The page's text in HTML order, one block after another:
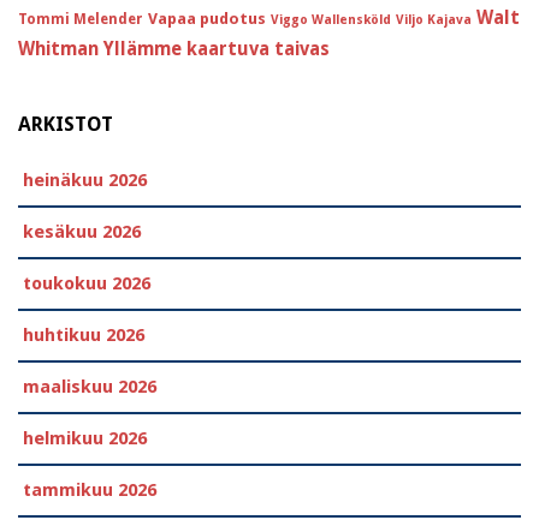
Tommi Melender Vapaa pudotus Viggo Wallensköld Viljo Kajava Walt
Whitman Yllämme kaartuva taivas
ARKISTOT
heinäkuu 2026
kesäkuu 2026
toukokuu 2026
huhtikuu 2026
maaliskuu 2026
helmikuu 2026
tammikuu 2026